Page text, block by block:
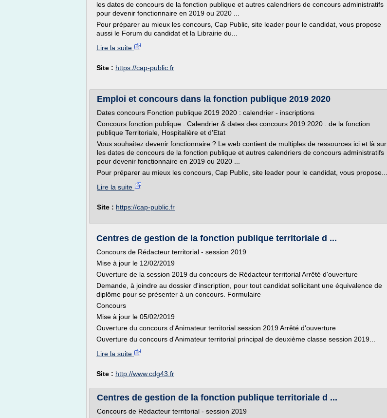
les dates de concours de la fonction publique et autres calendriers de concours administratifs
pour devenir fonctionnaire en 2019 ou 2020 ...
Pour préparer au mieux les concours, Cap Public, site leader pour le candidat, vous propose
aussi le Forum du candidat et la Librairie du...
Lire la suite
Site : https://cap-public.fr
Emploi et concours dans la fonction publique 2019 2020
Dates concours Fonction publique 2019 2020 : calendrier - inscriptions
Concours fonction publique : Calendrier & dates des concours 2019 2020 : de la fonction
publique Territoriale, Hospitalière et d'Etat
Vous souhaitez devenir fonctionnaire ? Le web contient de multiples de ressources ici et là sur
les dates de concours de la fonction publique et autres calendriers de concours administratifs
pour devenir fonctionnaire en 2019 ou 2020 ...
Pour préparer au mieux les concours, Cap Public, site leader pour le candidat, vous propose...
Lire la suite
Site : https://cap-public.fr
Centres de gestion de la fonction publique territoriale d ...
Concours de Rédacteur territorial - session 2019
Mise à jour le 12/02/2019
Ouverture de la session 2019 du concours de Rédacteur territorial Arrêté d'ouverture
Demande, à joindre au dossier d'inscription, pour tout candidat sollicitant une équivalence de
diplôme pour se présenter à un concours. Formulaire
Concours
Mise à jour le 05/02/2019
Ouverture du concours d'Animateur territorial session 2019 Arrêté d'ouverture
Ouverture du concours d'Animateur territorial principal de deuxième classe session 2019...
Lire la suite
Site : http://www.cdg43.fr
Centres de gestion de la fonction publique territoriale d ...
Concours de Rédacteur territorial - session 2019